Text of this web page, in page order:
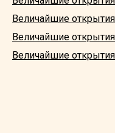
Величайшие
Величайшие
Величайшие